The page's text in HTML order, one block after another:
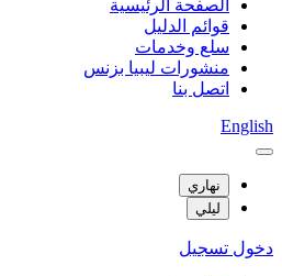
الصفحة الرئيسية
قوائم الدليل
سلع وخدمات
منشورات ليبيا بزنس
اتصل بنا
English
نهاري
ليلي
دخول تسجيل